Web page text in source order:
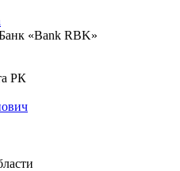
«Bank RBK»
РК